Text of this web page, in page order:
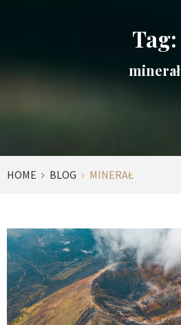
Tag:
minerał
HOME BLOG MINERAŁ